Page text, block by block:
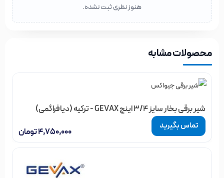
هنوز نظری ثبت نشده.
محصولات مشابه
شیر برقی بخار سایز 3/4 اینچ GEVAX - ترکیه (دیافراگمی)
۴,۷۵۰,۰۰۰تومان تماس بگیرید